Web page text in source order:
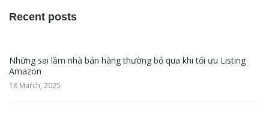
Recent posts
Những sai lầm nhà bán hàng thường bỏ qua khi tối ưu Listing
Amazon
18 March, 2025